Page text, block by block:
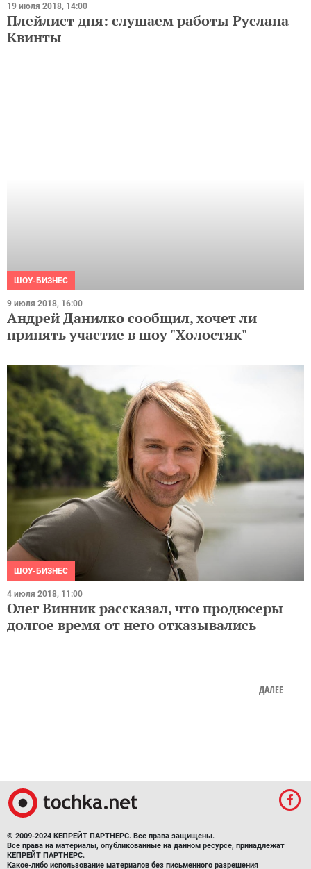
19 июля 2018, 14:00
Плейлист дня: слушаем работы Руслана
Квинты
ШОУ-БИЗНЕС
Андрей Данилко сообщил, хочет ли
принять участие в шоу "Холостяк"
ШОУ-БИЗНЕС
Олег Винник рассказал, что продюсеры
долгое время от него отказывались
ДАЛЕЕ
© 2009-2024 КЕПРЕЙТ ПАРТНЕРС. Все права защищены.
Все права на материалы, опубликованные на данном ресурсе, принадлежат
КЕПРЕЙТ ПАРТНЕРС.
Какое-либо использование материалов без письменного разрешения